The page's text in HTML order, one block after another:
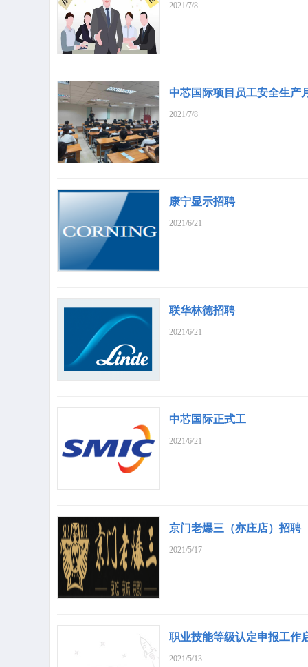
2021/7/8
中芯国际项目员工安全生产
2021/7/8
康宁显示招聘
2021/6/21
联华林德招聘
2021/6/21
中芯国际正式工
2021/6/21
京门老爆三（亦庄店）招聘
2021/5/17
职业技能等级认定申报工作
2021/5/13